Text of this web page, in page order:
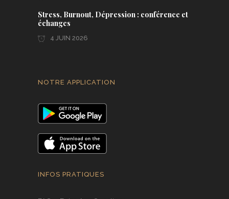
Stress, Burnout, Dépression : conférence et
échanges
4 JUIN 2026
NOTRE APPLICATION
INFOS PRATIQUES